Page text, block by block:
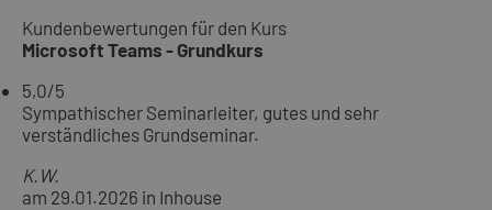
Kundenbewertungen für den Kurs
Microsoft Teams - Grundkurs
5,0/5
Sympathischer Seminarleiter, gutes und sehr
verständliches Grundseminar.
K.W.
am 29.01.2026 in Inhouse